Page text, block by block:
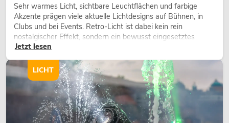
Sehr warmes Licht, sichtbare Leuchtflächen und farbige
Akzente prägen viele aktuelle Lichtdesigns auf Bühnen, in
Clubs und bei Events. Retro-Licht ist dabei kein rein
nostalgischer Effekt, sondern ein bewusst eingesetztes
Gestaltungsmittel: Es schafft Atmosphäre, gibt Szenen
wirken lassen.
Jetzt lesen
LICHT